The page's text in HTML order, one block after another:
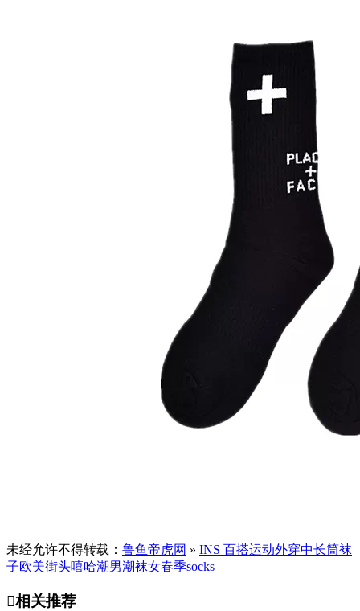
未经允许不得转载： 鲁鱼帝虎网 » INS 百搭运动外穿中长筒袜
子欧美街头嘻哈潮男潮袜女春季socks
相关推荐